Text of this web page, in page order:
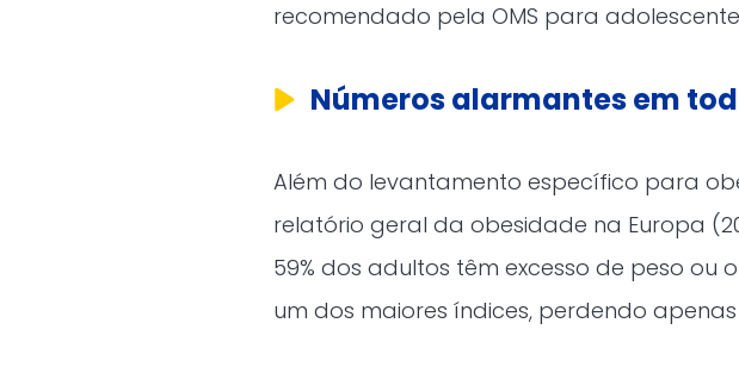
recomendado pela OMS para
Números alarmantes em
Além do levantamento específico para
relatório geral da obesidade na Europa
59% dos adultos têm excesso de peso ou
um dos maiores índices, perdendo